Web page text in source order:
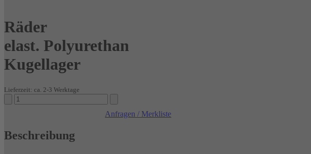
Räder
elast. Polyurethan
Kugellager
Lieferzeit: ca. 2-3 Werktage
Räder
elast.
Menge
Anfragen / Merkliste
Beschreibung